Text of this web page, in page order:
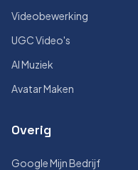
Videobewerking
UGC Video's
AI Muziek
Avatar Maken
Overig
Google Mijn Bedrijf